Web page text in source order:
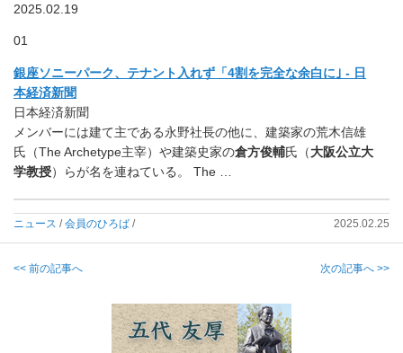
2025.02.19
01
銀座ソニーパーク、テナント入れず「4割を完全な余白に｣ - 日
本経済新聞
日本経済新聞
メンバーには建て主である永野社長の他に、建築家の荒木信雄
氏（The Archetype主宰）や建築史家の倉方俊輔氏（大阪公立大
学教授）らが名を連ねている。 The …
ニュース /会員のひろば / 2025.02.25
<< 前の記事へ 次の記事へ >>